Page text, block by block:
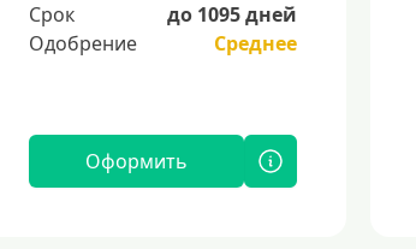
Срок
до 1095 дней
Одобрение
Среднее
Оформить